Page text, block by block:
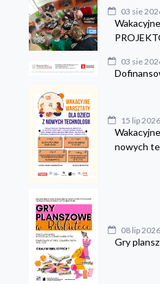
03 sie
03 sie
15 lip 2026
nowych
08 lip 2026
Gry